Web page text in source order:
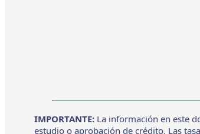
IMPORTANTE: La información en este
estudio o aprobación de crédito. Las